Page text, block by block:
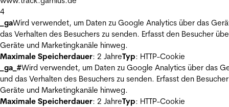
4
_gaWird verwendet, um Daten zu Google Analytics über das
das Verhalten des Besuchers zu senden. Erfasst den Besucher
Geräte und Marketingkanäle hinweg.
Maximale Speicherdauer: 2 JahreTyp: HTTP-Cookie
_ga_#Wird verwendet, um Daten zu Google Analytics über das
und das Verhalten des Besuchers zu senden. Erfasst den
Geräte und Marketingkanäle hinweg.
Maximale Speicherdauer: 2 JahreTyp: HTTP-Cookie